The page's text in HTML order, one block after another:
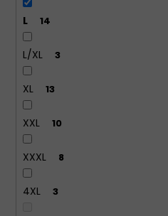
L 14
L/XL 3
XL 13
XXL 10
XXXL 8
4XL 3